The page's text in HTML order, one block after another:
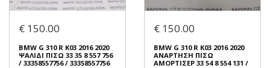
€ 150.00
BMW G 310 R K03 2016 2020
ΨΑΛΙΔΙ ΠΙΣΩ 33 35 8 557 756
/ 33358557756 / 33358557756
€ 150.00
BMW G 310 R K03 2016 2020
ΑΝΑΡΤΗΣΗ ΠΙΣΩ
ΑΜΟΡΤΙΣΕΡ 33 54 8 554 131 /